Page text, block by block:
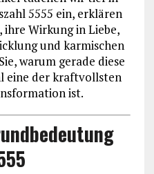
5555 ein, erklären
Wirkung in Liebe,
und karmischen
warum gerade diese
eine der kraftvollsten
ist.